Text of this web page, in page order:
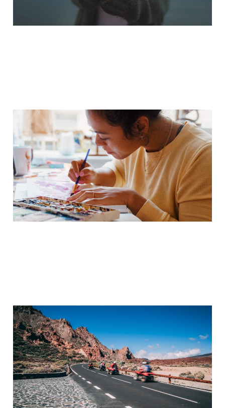
DIY-Kurse für kreative
Köpfe
12. Apr. 20252 min read
Besondere Erlebnisse
schenken
8. Jan. 20253 min read